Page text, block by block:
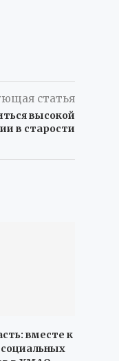
статья
высокой
в старости
вместе к